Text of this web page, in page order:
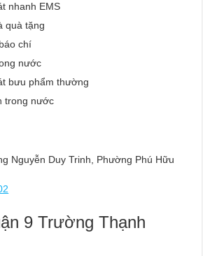
nhanh EMS
quà tặng
chí
nước
bưu phẩm thường
trong nước
Nguyễn Duy Trinh, Phường Phú Hữu
9 Trường Thạnh